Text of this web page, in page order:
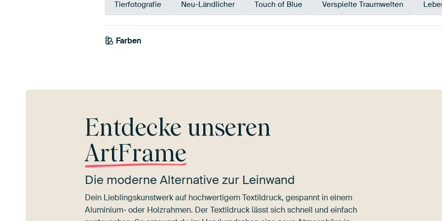
Tierfotografie Neu-Ländlicher Touch of Blue Verspielte Traumwelten
Farben
Grau
Entdecke unseren
ArtFrame
Die moderne Alternative zur Leinwand
Dein Lieblingskunstwerk auf hochwertigem Textildruck, gespannt in einem
Aluminium- oder Holzrahmen. Der Textildruck lässt sich schnell und einfach